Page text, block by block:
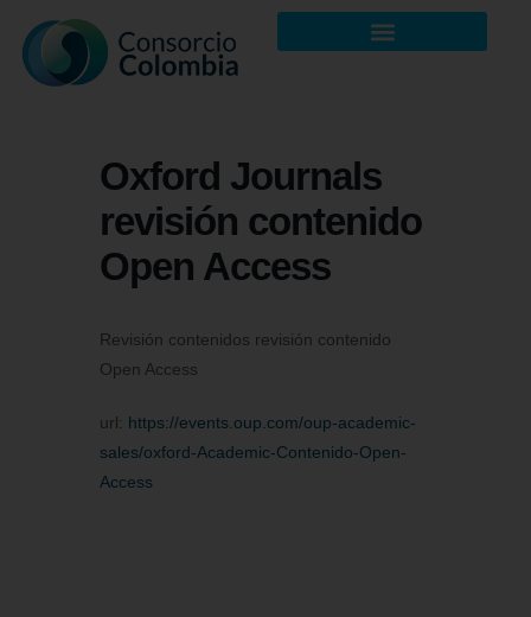
Oxford Journals
revisión contenido
Open Access
Revisión contenidos revisión contenido
Open Access
url: https://events.oup.com/oup-academic-
sales/oxford-Academic-Contenido-Open-
Access